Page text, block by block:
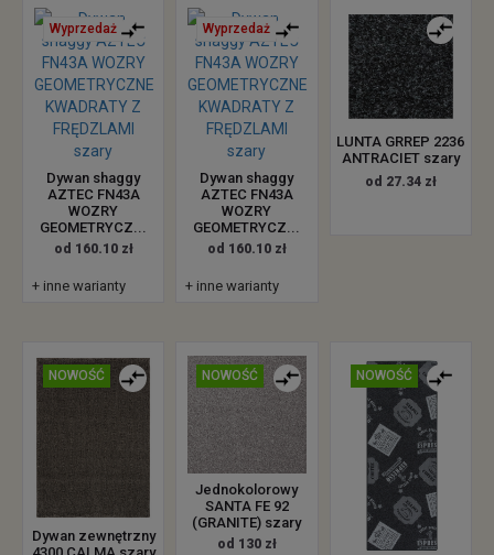
Wyprzedaż
Dywan shaggy
AZTEC FN43A
WOZRY
GEOMETRYCZ...
od 160.10 zł
+ inne warianty
Wyprzedaż
Dywan shaggy
AZTEC FN43A
WOZRY
GEOMETRYCZ...
od 160.10 zł
+ inne warianty
LUNTA GRREP 2236
ANTRACIET szary
od 27.34 zł
NOWOŚĆ
Dywan zewnętrzny
NOWOŚĆ
Jednokolorowy
SANTA FE 92
(GRANITE) szary
od 130 zł
NOWOŚĆ